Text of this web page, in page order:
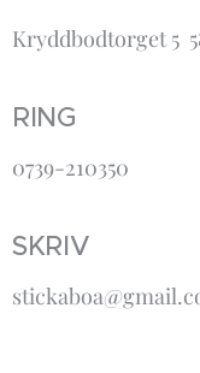
Kryddbodtorget 5
RING
0739-210350
SKRIV